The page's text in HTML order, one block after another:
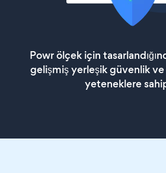
Powr ölçek için
gelişmiş yerleşik güvenlik
yeteneklere